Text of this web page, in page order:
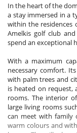
In the heart of the
a stay immersed in a
within the residences
Amelkis golf club
spend an exceptional
With a maximum
necessary comfort.
with palm trees and
is heated on request,
rooms. The interior
large living rooms
can meet with family
warm colours and